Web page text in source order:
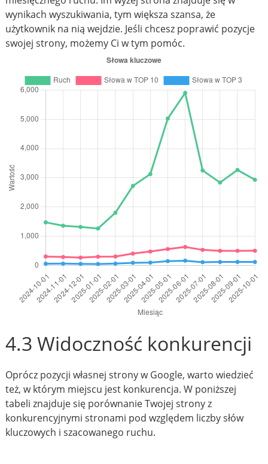
wynikach wyszukiwania, tym większa szansa, że
użytkownik na nią wejdzie. Jeśli chcesz poprawić pozycje
swojej strony, możemy Ci w tym pomóc.
4.3 Widoczność konkurencji
Oprócz pozycji własnej strony w Google, warto wiedzieć
też, w którym miejscu jest konkurencja. W poniższej
tabeli znajduje się porównanie Twojej strony z
konkurencyjnymi stronami pod względem liczby słów
kluczowych i szacowanego ruchu.